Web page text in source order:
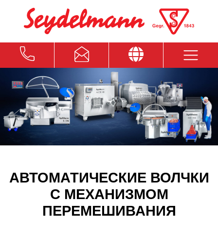
АВТОМАТИЧЕСКИЕ ВОЛЧКИ
С МЕХАНИЗМОМ
ПЕРЕМЕШИВАНИЯ